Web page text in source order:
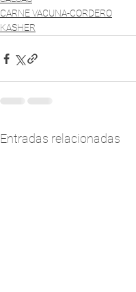
CARNE VACUNA-CORDERO
KASHER
Entradas relacionadas